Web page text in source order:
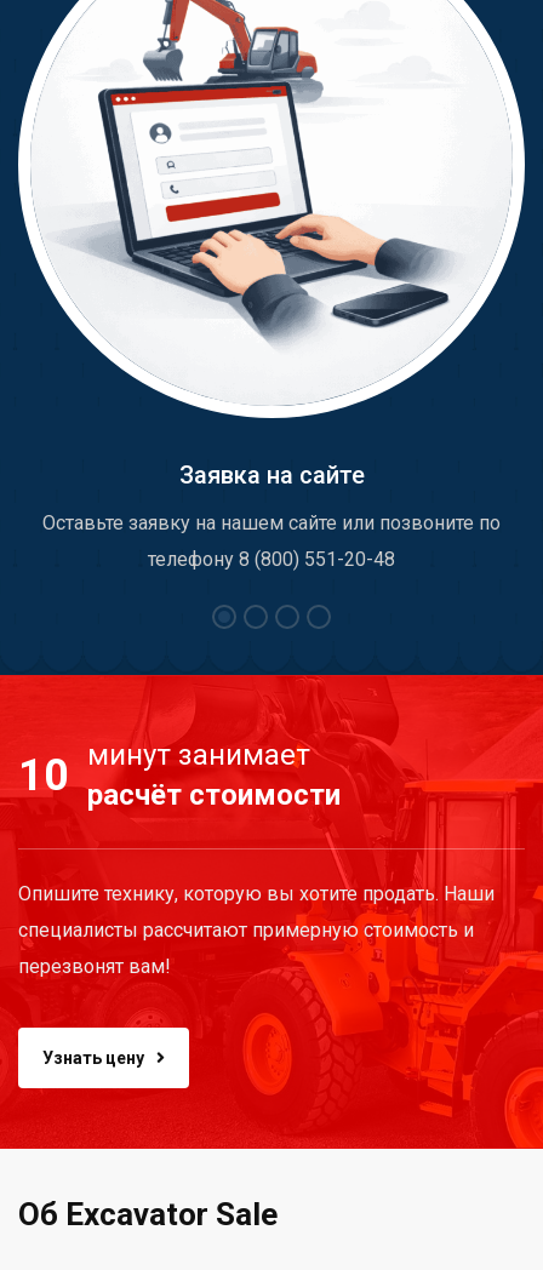
Заявка на сайте
Оставьте заявку на нашем сайте или позвоните по
телефону 8 (800) 551-20-48
10
минут занимает
расчёт стоимости
Опишите технику, которую вы хотите продать. Наши
специалисты рассчитают примерную стоимость и
перезвонят вам!
Узнать цену
Об Excavator Sale